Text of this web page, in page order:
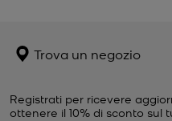
Trova un negozio
Registrati per ricevere
ottenere il 10% di sconto sul